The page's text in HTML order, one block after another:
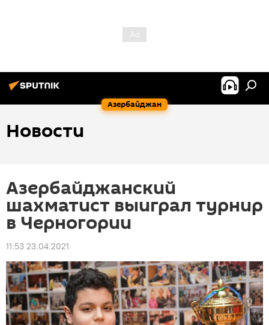
Азербайджан
Новости
Азербайджанский
шахматист выиграл турнир
в Черногории
11:53 23.04.2021